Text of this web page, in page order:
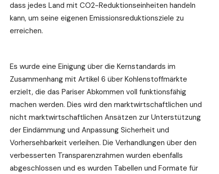
dass jedes Land mit CO2-Reduktionseinheiten handeln
kann, um seine eigenen Emissionsreduktionsziele zu
erreichen.
Es wurde eine Einigung über die Kernstandards im
Zusammenhang mit Artikel 6 über Kohlenstoffmärkte
erzielt, die das Pariser Abkommen voll funktionsfähig
machen werden. Dies wird den marktwirtschaftlichen und
nicht marktwirtschaftlichen Ansätzen zur Unterstützung
der Eindämmung und Anpassung Sicherheit und
Vorhersehbarkeit verleihen. Die Verhandlungen über den
verbesserten Transparenzrahmen wurden ebenfalls
abgeschlossen und es wurden Tabellen und Formate für